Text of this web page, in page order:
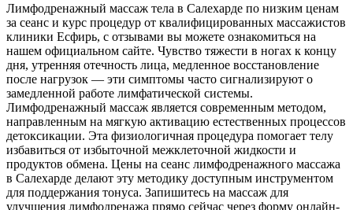
Лимфодренажный массаж тела в Салехарде по низким ценам
за сеанс и курс процедур от квалифицированных массажистов
клиники Есфирь, с отзывами вы можете ознакомиться на
нашем официальном сайте. Чувство тяжести в ногах к концу
дня, утренняя отечность лица, медленное восстановление
после нагрузок — эти симптомы часто сигнализируют о
замедленной работе лимфатической системы.
Лимфодренажный массаж является современным методом,
направленным на мягкую активацию естественных процессов
детоксикации. Эта физиологичная процедура помогает телу
избавиться от избыточной межклеточной жидкости и
продуктов обмена. Цены на сеанс лимфодренажного массажа
в Салехарде делают эту методику доступным инструментом
для поддержания тонуса. Запишитесь на массаж для
улучшения лимфодренажа прямо сейчас через форму онлайн-